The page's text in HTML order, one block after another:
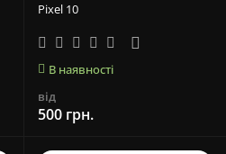
Pixel 10
В наявності
від
500 грн.